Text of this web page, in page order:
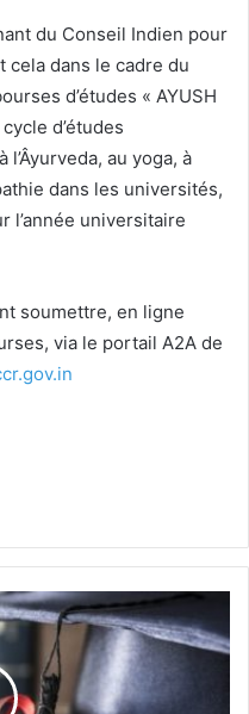
du Conseil Indien pour
cela dans le cadre du
d’études « AYUSH
d’études
au yoga, à
dans les universités,
l’année universitaire
soumettre, en ligne
via le portail A2A de